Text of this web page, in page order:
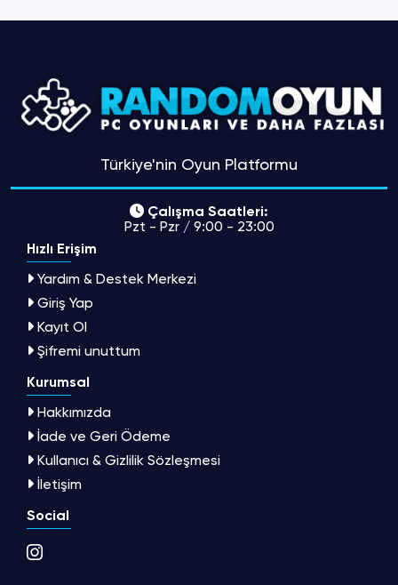
Türkiye'nin Oyun Platformu
Çalışma Saatleri:
Pzt - Pzr / 9:00 - 23:00
Hızlı Erişim
Yardım & Destek Merkezi
Giriş Yap
Kayıt Ol
Şifremi unuttum
Kurumsal
Hakkımızda
İade ve Geri Ödeme
Kullanıcı & Gizlilik Sözleşmesi
İletişim
Social